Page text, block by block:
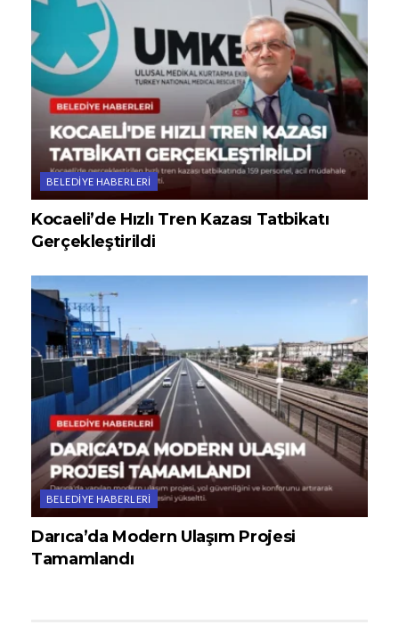
BELEDIYE HABERLERI
Kocaeli’de Hızlı Tren Kazası Tatbikatı
Gerçekleştirildi
BELEDIYE HABERLERI
Darıca’da Modern Ulaşım Projesi
Tamamlandı